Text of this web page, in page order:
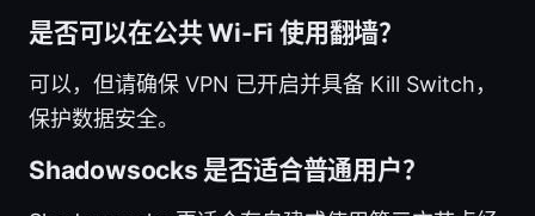
是否可以在公共 Wi-Fi 使用翻墙？
可以，但请确保 VPN 已开启并具备 Kill Switch，
保护数据安全。
Shadowsocks 是否适合普通用户？